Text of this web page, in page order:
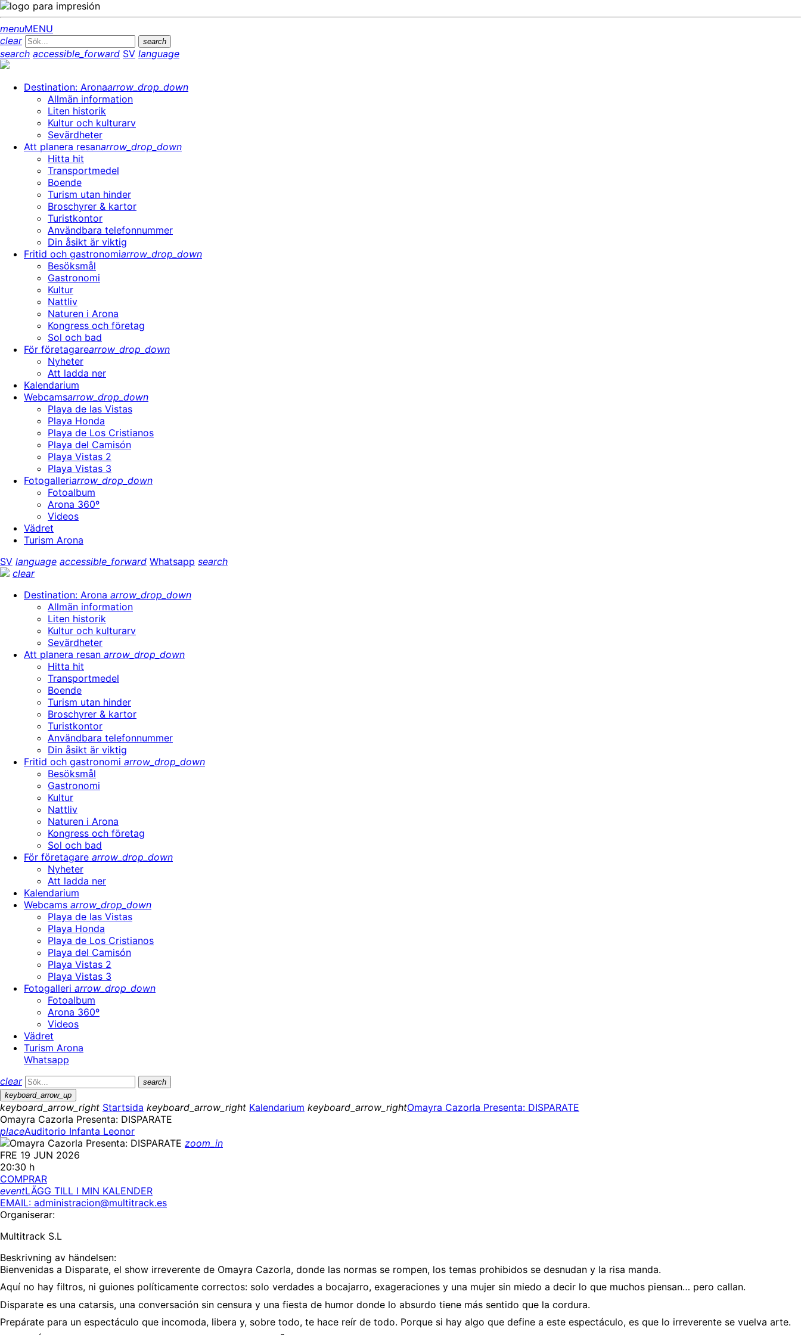
menuMENU
clear
search
search accessible_forward SV language
Destination: Aronaarrow_drop_down
Allmän information
Liten historik
Kultur och kulturarv
Sevärdheter
Att planera resanarrow_drop_down
Hitta hit
Transportmedel
Boende
Turism utan hinder
Broschyrer & kartor
Turistkontor
Användbara telefonnummer
Din åsikt är viktig
Fritid och gastronomiarrow_drop_down
Besöksmål
Gastronomi
Kultur
Nattliv
Naturen i Arona
Kongress och företag
Sol och bad
För företagarearrow_drop_down
Nyheter
Att ladda ner
Kalendarium
Webcamsarrow_drop_down
Playa de las Vistas
Playa Honda
Playa de Los Cristianos
Playa del Camisón
Playa Vistas 2
Playa Vistas 3
Fotogalleriarrow_drop_down
Fotoalbum
Arona 360º
Videos
Vädret
Turism Arona
SV language accessible_forward Whatsapp search
clear
Destination: Arona arrow_drop_down
Allmän information
Liten historik
Kultur och kulturarv
Sevärdheter
Att planera resan arrow_drop_down
Hitta hit
Transportmedel
Boende
Turism utan hinder
Broschyrer & kartor
Turistkontor
Användbara telefonnummer
Din åsikt är viktig
Fritid och gastronomi arrow_drop_down
Besöksmål
Gastronomi
Kultur
Nattliv
Naturen i Arona
Kongress och företag
Sol och bad
För företagare arrow_drop_down
Nyheter
Att ladda ner
Kalendarium
Webcams arrow_drop_down
Playa de las Vistas
Playa Honda
Playa de Los Cristianos
Playa del Camisón
Playa Vistas 2
Playa Vistas 3
Fotogalleri arrow_drop_down
Fotoalbum
Arona 360º
Videos
Vädret
Turism Arona
Whatsapp
clear
search
keyboard_arrow_up
keyboard_arrow_right Startsida keyboard_arrow_right Kalendarium keyboard_arrow_rightOmayra Cazorla Presenta: DISPARATE
Omayra Cazorla Presenta: DISPARATE
placeAuditorio Infanta Leonor
zoom_in
FRE 19 JUN 2026
20:30 h
COMPRAR
eventLÄGG TILL I MIN KALENDER
EMAIL: administracion@multitrack.es
Organiserar:
Multitrack S.L
Beskrivning av händelsen:
Bienvenidas a Disparate, el show irreverente de Omayra Cazorla, donde las normas se rompen, los temas prohibidos se desnudan y la risa manda.
Aquí no hay filtros, ni guiones políticamente correctos: solo verdades a bocajarro, exageraciones y una mujer sin miedo a decir lo que muchos piensan… pero callan.
Disparate es una catarsis, una conversación sin censura y una fiesta de humor donde lo absurdo tiene más sentido que la cordura.
Prepárate para un espectáculo que incomoda, libera y, sobre todo, te hace reír de todo. Porque si hay algo que define a este espectáculo, es que lo irreverente se vuelva arte.